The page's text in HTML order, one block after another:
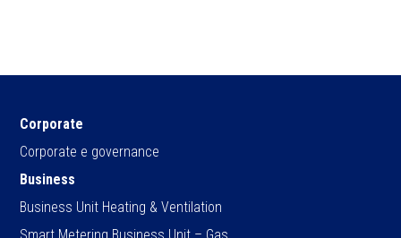
Corporate
Corporate e governance
Business
Business Unit Heating & Ventilation